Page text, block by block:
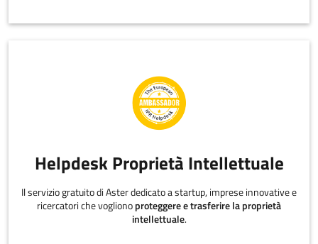
Helpdesk Proprietà Intellettuale
Il servizio gratuito di Aster dedicato a startup, imprese innovative e
ricercatori che voglionoproteggere e trasferire la proprietà
intellettuale.